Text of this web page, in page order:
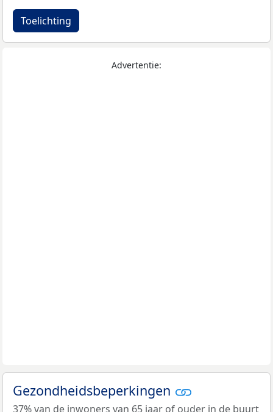
Toelichting
Advertentie:
Gezondheidsbeperkingen
37% van de inwoners van 65 jaar of ouder in de buurt